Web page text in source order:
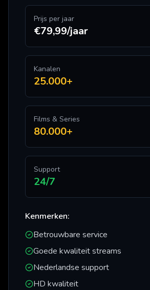
Prijs per jaar
€79,99/jaar
Kanalen
25.000+
Films & Series
80.000+
Support
24/7
Kenmerken:
Betrouwbare service
Goede kwaliteit streams
Nederlandse support
HD kwaliteit